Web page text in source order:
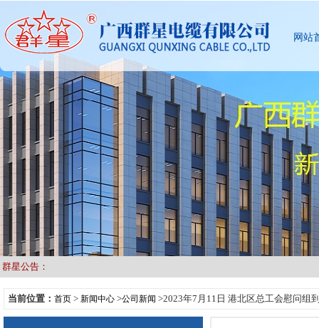
网站
群星公告：
当前位置： 首页 > 新闻中心 >公司新闻 >2023年7月11日 港北区总工会慰问组